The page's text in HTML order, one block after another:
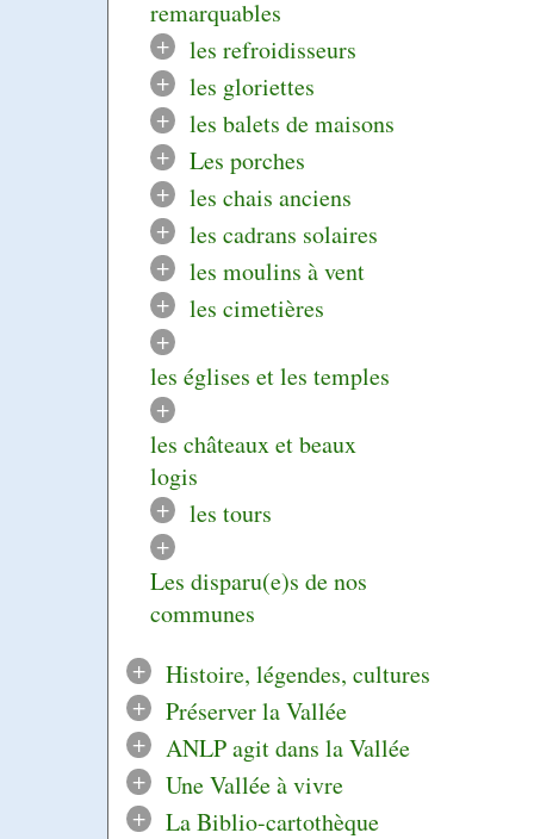
remarquables
+
les refroidisseurs
+
les gloriettes
+
les balets de maisons
+
Les porches
+
les chais anciens
+
les cadrans solaires
+
les moulins à vent
+
les cimetières
+
les églises et les temples
+
les châteaux et beaux
logis
+
les tours
+
Les disparu(e)s de nos
communes
+
Histoire, légendes, cultures
+
Préserver la Vallée
+
ANLP agit dans la Vallée
+
Une Vallée à vivre
+
La Biblio-cartothèque